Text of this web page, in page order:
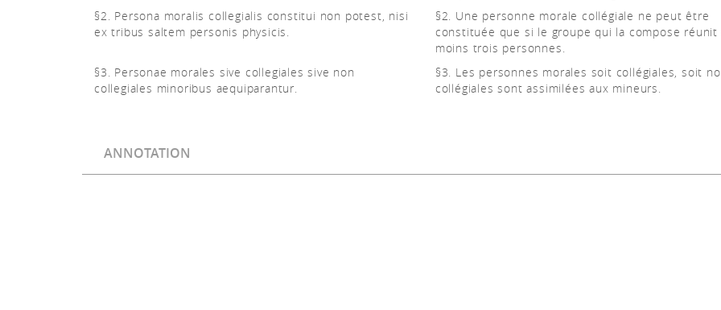
§2. Persona moralis collegialis constitui non potest, nisi
ex tribus saltem personis physicis.
§2. Une personne morale collégiale ne peut être
constituée que si le groupe qui la compose réunit
moins trois personnes.
§3. Personae morales sive collegiales sive non
collegiales minoribus aequiparantur.
§3. Les personnes morales soit collégiales, soit
collégiales sont assimilées aux mineurs.
ANNOTATION